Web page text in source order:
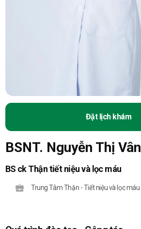
Đặt lịch khám
BSNT. Nguyễn Thị Vân
BS ck Thận tiết niệu và lọc máu
Trung Tâm Thận - Tiết niệu và lọc máu